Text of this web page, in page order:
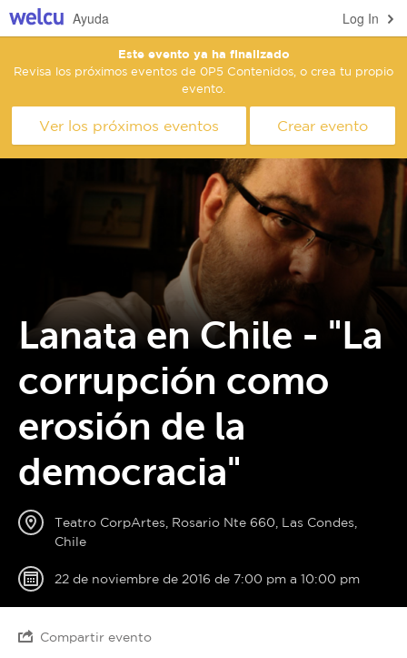
Log In
Ayuda
Este evento ya ha finalizado
Revisa los próximos eventos de 0P5 Contenidos, o crea tu propio
evento.
Ver los próximos eventos Crear evento
Lanata en Chile - "La
corrupción como
erosión de la
democracia"
Teatro CorpArtes, Rosario Nte 660, Las Condes,
Chile
22 de noviembre de 2016 de 7:00 pm a 10:00 pm
Compartir evento